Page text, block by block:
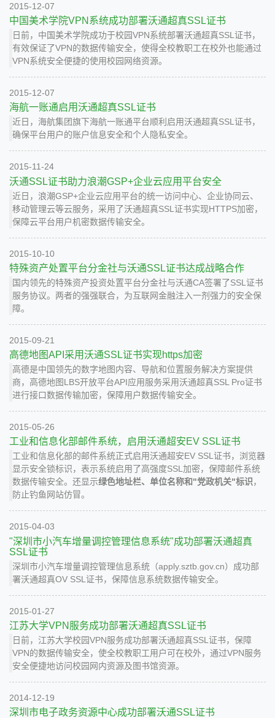
2015-12-07
中国美术学院VPN系统成功部署沃通超真SSL证书
日前，中国美术学院成功于校园VPN系统部署沃通超真SSL证书，
有效保证了VPN的数据传输安全，使得全校教职工在校外也能通过
VPN系统安全便捷的使用校园网络资源。
2015-12-07
海航一账通启用沃通超真SSL证书
近日，海航集团旗下海航一账通平台顺利启用沃通超真SSL证书，
确保平台用户的账户信息安全和个人隐私安全。
2015-11-24
沃通SSL证书助力浪潮GSP+企业云应用平台安全
近日，浪潮GSP+企业云应用平台的统一访问中心、企业协同云、
移动管理云等云服务，采用了沃通超真SSL证书实现HTTPS加密，
保障云平台用户机密数据传输安全。
2015-10-10
特殊资产处置平台分金社与沃通SSL证书达成战略合作
国内领先的特殊资产投资处置平台分金社与沃通CA签署了SSL证书
服务协议。两者的强强联合，为互联网金融注入一剂强力的安全保
障。
2015-09-21
高德地图API采用沃通SSL证书实现https加密
高德是中国领先的数字地图内容、导航和位置服务解决方案提供
商，高德地图LBS开放平台API应用服务采用沃通超真SSL Pro证书
进行接口数据传输加密，保障用户数据传输安全。
2015-05-26
工业和信息化部邮件系统，启用沃通超安EV SSL证书
工业和信息化部的邮件系统正式启用沃通超安EV SSL证书，浏览器
显示安全锁标识，表示系统启用了高强度SSL加密，保障邮件系统
数据传输安全。还显示绿色地址栏、单位名称和"党政机关"标识，
防止钓鱼网站仿冒。
2015-04-03
"深圳市小汽车增量调控管理信息系统"成功部署沃通超真
SSL证书
深圳市小汽车增量调控管理信息系统（apply.sztb.gov.cn）成功部
署沃通超真OV SSL证书，保障信息系统数据传输安全。
2015-01-27
江苏大学VPN服务成功部署沃通超真SSL证书
日前，江苏大学校园VPN服务成功部署沃通超真SSL证书，保障
VPN的数据传输安全，使全校教职工用户可在校外，通过VPN服务
安全便捷地访问校园网内资源及图书馆资源。
2014-12-19
深圳市电子政务资源中心成功部署沃通SSL证书